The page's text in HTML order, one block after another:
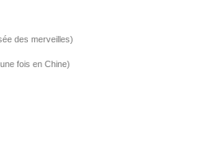
des merveilles)
fois en Chine)